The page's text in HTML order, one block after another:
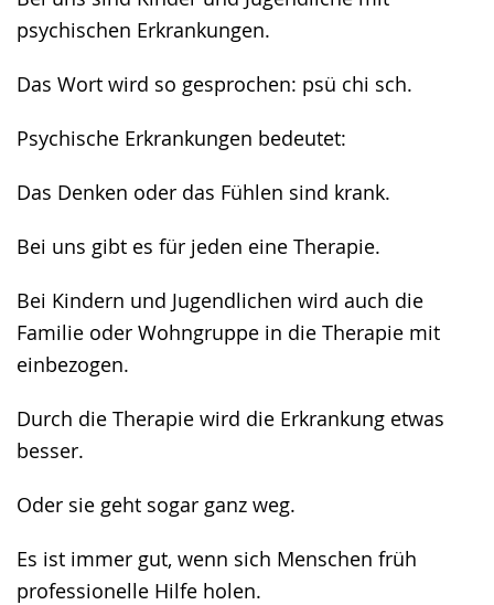
psychischen Erkrankungen.
Das Wort wird so gesprochen: psü chi sch.
Psychische Erkrankungen bedeutet:
Das Denken oder das Fühlen sind krank.
Bei uns gibt es für jeden eine Therapie.
Bei Kindern und Jugendlichen wird auch die
Familie oder Wohngruppe in die Therapie mit
einbezogen.
Durch die Therapie wird die Erkrankung etwas
besser.
Oder sie geht sogar ganz weg.
Es ist immer gut, wenn sich Menschen früh
professionelle Hilfe holen.